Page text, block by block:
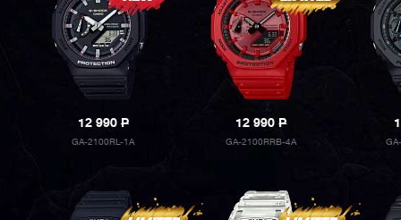
12 990P
GA-2100RL-1A
12 990P
GA-2100RRB-4A